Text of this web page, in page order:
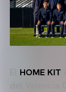
HOME KIT